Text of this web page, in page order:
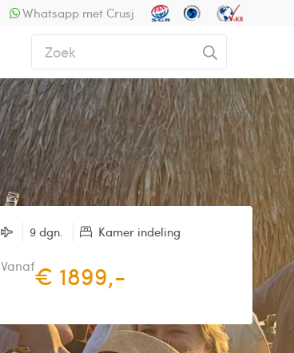
Whatsapp met Crusj
9 dgn. Kamer indeling
Vanaf€ 1899,-